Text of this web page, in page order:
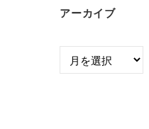
アーカイブ